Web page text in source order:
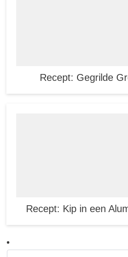
Recept: Gegrilde
Recept: Kip in een